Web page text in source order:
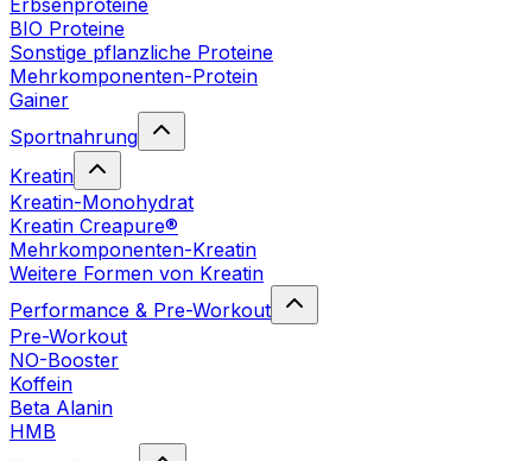
Erbsenproteine
BIO Proteine
Sonstige pflanzliche Proteine
Mehrkomponenten-Protein
Gainer
Sportnahrung
Kreatin
Kreatin-Monohydrat
Kreatin Creapure®
Mehrkomponenten-Kreatin
Weitere Formen von Kreatin
Performance & Pre-Workout
Pre-Workout
NO-Booster
Koffein
Beta Alanin
HMB